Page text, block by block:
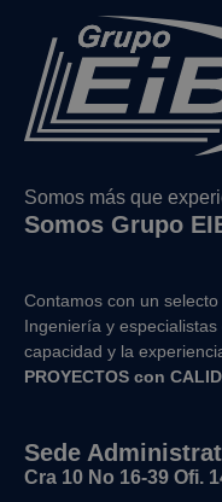
Somos más que
Somos Grupo
Contamos con un
Ingeniería y
capacidad y la
PROYECTOS con
Sede
Cra 10 No 16-39 Ofi.